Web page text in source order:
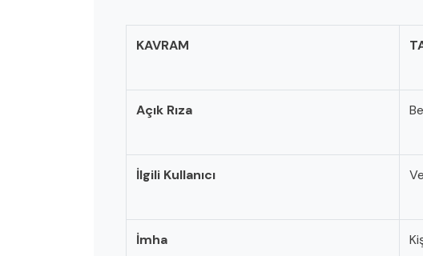
KAVRAM
Açık Rıza
İlgili Kullanıcı
İmha